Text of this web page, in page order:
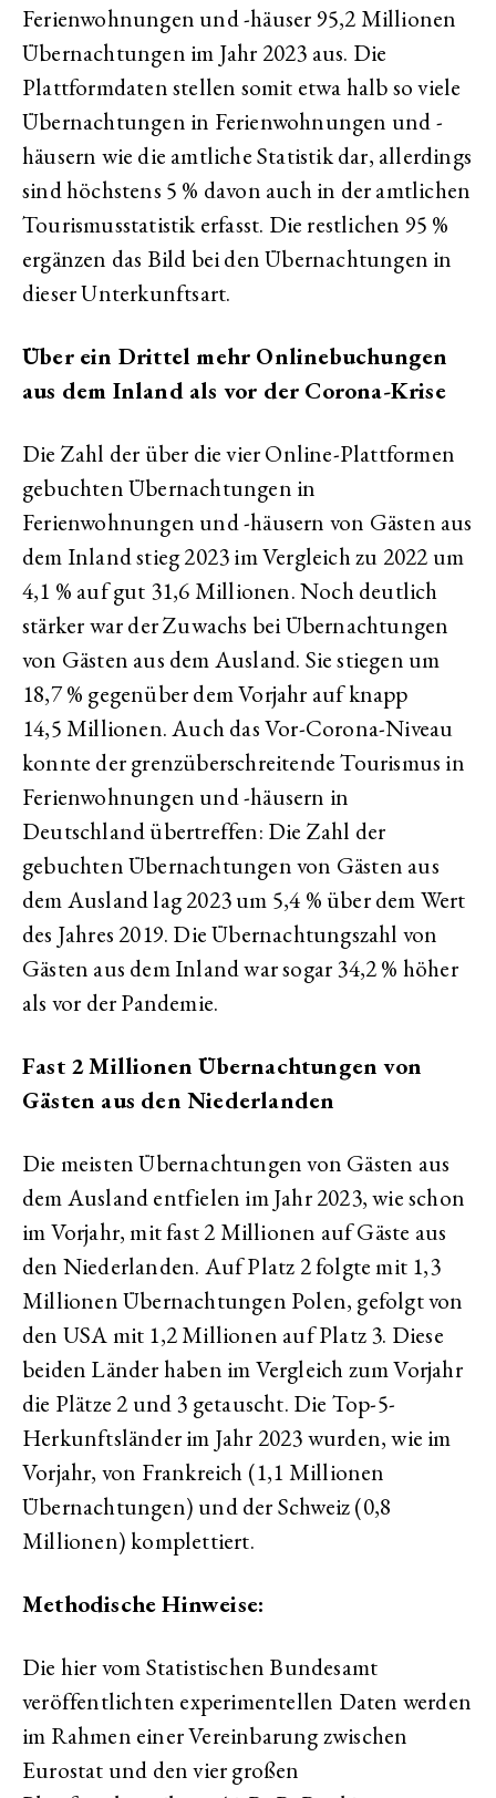
Ferienwohnungen und -häuser 95,2 Millionen
Übernachtungen im Jahr 2023 aus. Die
Plattformdaten stellen somit etwa halb so viele
Übernachtungen in Ferienwohnungen und -
häusern wie die amtliche Statistik dar, allerdings
sind höchstens 5 % davon auch in der amtlichen
Tourismusstatistik erfasst. Die restlichen 95 %
ergänzen das Bild bei den Übernachtungen in
dieser Unterkunftsart.
Über ein Drittel mehr Onlinebuchungen
aus dem Inland als vor der Corona-Krise
Die Zahl der über die vierOnline-Plattformen
gebuchten Übernachtungen in
Ferienwohnungen und -häusern von Gästen aus
dem Inland stieg 2023 im Vergleich zu 2022 um
4,1 % auf gut 31,6 Millionen. Noch deutlich
stärker war der Zuwachs bei Übernachtungen
von Gästen aus dem Ausland. Sie stiegen um
18,7 % gegenüber dem Vorjahr auf knapp
14,5 Millionen. Auch das Vor-Corona-Niveau
konnte der grenzüberschreitende Tourismus in
Ferienwohnungen und -häusern in
Deutschland übertreffen: Die Zahl der
gebuchten Übernachtungen von Gästen aus
dem Ausland lag 2023 um 5,4 % über dem Wert
des Jahres 2019. Die Übernachtungszahl von
Gästen aus dem Inland war sogar 34,2 % höher
als vor der Pandemie.
Fast 2 Millionen Übernachtungen von
Gästen aus den Niederlanden
Die meisten Übernachtungen von Gästen aus
dem Ausland entfielen im Jahr 2023, wie schon
im Vorjahr, mit fast 2 Millionen auf Gäste aus
den Niederlanden. Auf Platz 2 folgte mit 1,3
Millionen Übernachtungen Polen, gefolgt von
den USA mit 1,2 Millionen auf Platz 3. Diese
beiden Länder haben im Vergleich zum Vorjahr
die Plätze 2 und 3 getauscht. Die Top-5-
Herkunftsländer im Jahr 2023 wurden, wie im
Vorjahr, von Frankreich (1,1 Millionen
Übernachtungen) und der Schweiz (0,8
Millionen) komplettiert.
Methodische Hinweise:
Die hier vom Statistischen Bundesamt
veröffentlichten experimentellen Daten werden
im Rahmen einer Vereinbarung zwischen
Eurostat und den vier großen